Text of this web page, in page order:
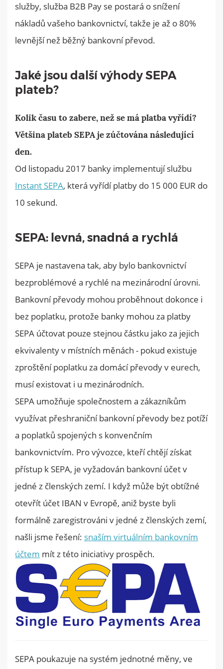
služby, služba B2B Pay se postará o snížení
nákladů vašeho bankovnictví, takže je až o 80%
levnější než běžný bankovní převod.
Jaké jsou další výhody SEPA
plateb?
Kolik času to zabere, než se má platba vyřídí?
Většina plateb SEPA je zúčtována následující
den.
Od listopadu 2017 banky implementují službu
Instant SEPA, která vyřídí platby do 15 000 EUR do
10 sekund.
SEPA: levná, snadná a rychlá
SEPA je nastavena tak, aby bylo bankovnictví
bezproblémové a rychlé na mezinárodní úrovni.
Bankovní převody mohou proběhnout dokonce i
bez poplatku, protože banky mohou za platby
SEPA účtovat pouze stejnou částku jako za jejich
ekvivalenty v místních měnách - pokud existuje
zproštění poplatku za domácí převody v eurech,
musí existovat i u mezinárodních.
SEPA umožňuje společnostem a zákazníkům
využívat přeshraniční bankovní převody bez potíží
a poplatků spojených s konvenčním
bankovnictvím. Pro vývozce, kteří chtějí získat
přístup k SEPA, je vyžadován bankovní účet v
jedné z členských zemí. I když může být obtížné
otevřít účet IBAN v Evropě, aniž byste byli
formálně zaregistrováni v jedné z členských zemí,
našli jsme řešení: snaším virtuálním bankovním
účtem mít z této iniciativy prospěch.
SEPA poukazuje na systém jednotné měny, ve